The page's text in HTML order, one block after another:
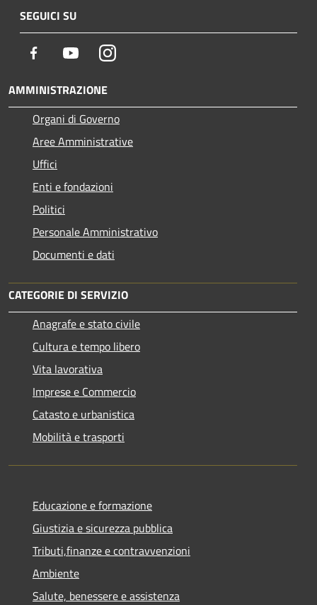
SEGUICI SU
Facebook YoutubeInstagram
AMMINISTRAZIONE
Organi di Governo
Aree Amministrative
Uffici
Enti e fondazioni
Politici
Personale Amministrativo
Documenti e dati
CATEGORIE DI SERVIZIO
Anagrafe e stato civile
Cultura e tempo libero
Vita lavorativa
Imprese e Commercio
Catasto e urbanistica
Mobilità e trasporti
Educazione e formazione
Giustizia e sicurezza pubblica
Tributi,finanze e contravvenzioni
Ambiente
Salute, benessere e assistenza